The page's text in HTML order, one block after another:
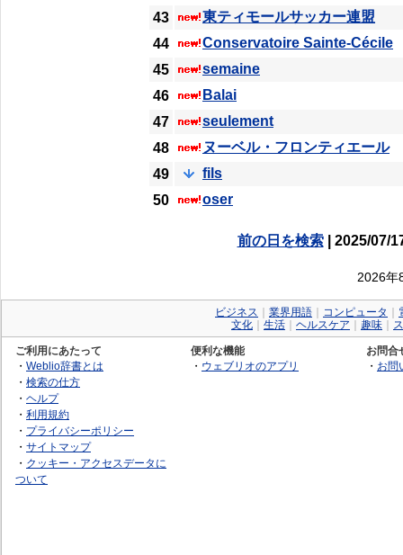
43
東ティモールサッカー連盟
44
Conservatoire Sainte-Cécile
45
semaine
46
Balai
47
seulement
48
ヌーベル・フロンティエール
49
fils
50
oser
前の日を検索| 2025/07/
2026年
ビジネス 業界用語 コンピュータ
文化
生活 ヘルスケア 趣味
ご利用にあたって
・ Weblio辞書とは
・ 検索の仕方
・ ヘルプ
・ 利用規約
・ プライバシーポリシー
・ サイトマップ
・ クッキー・アクセスデータに
ついて
便利な機能
・ ウェブリオのアプリ
お問合
・ お問